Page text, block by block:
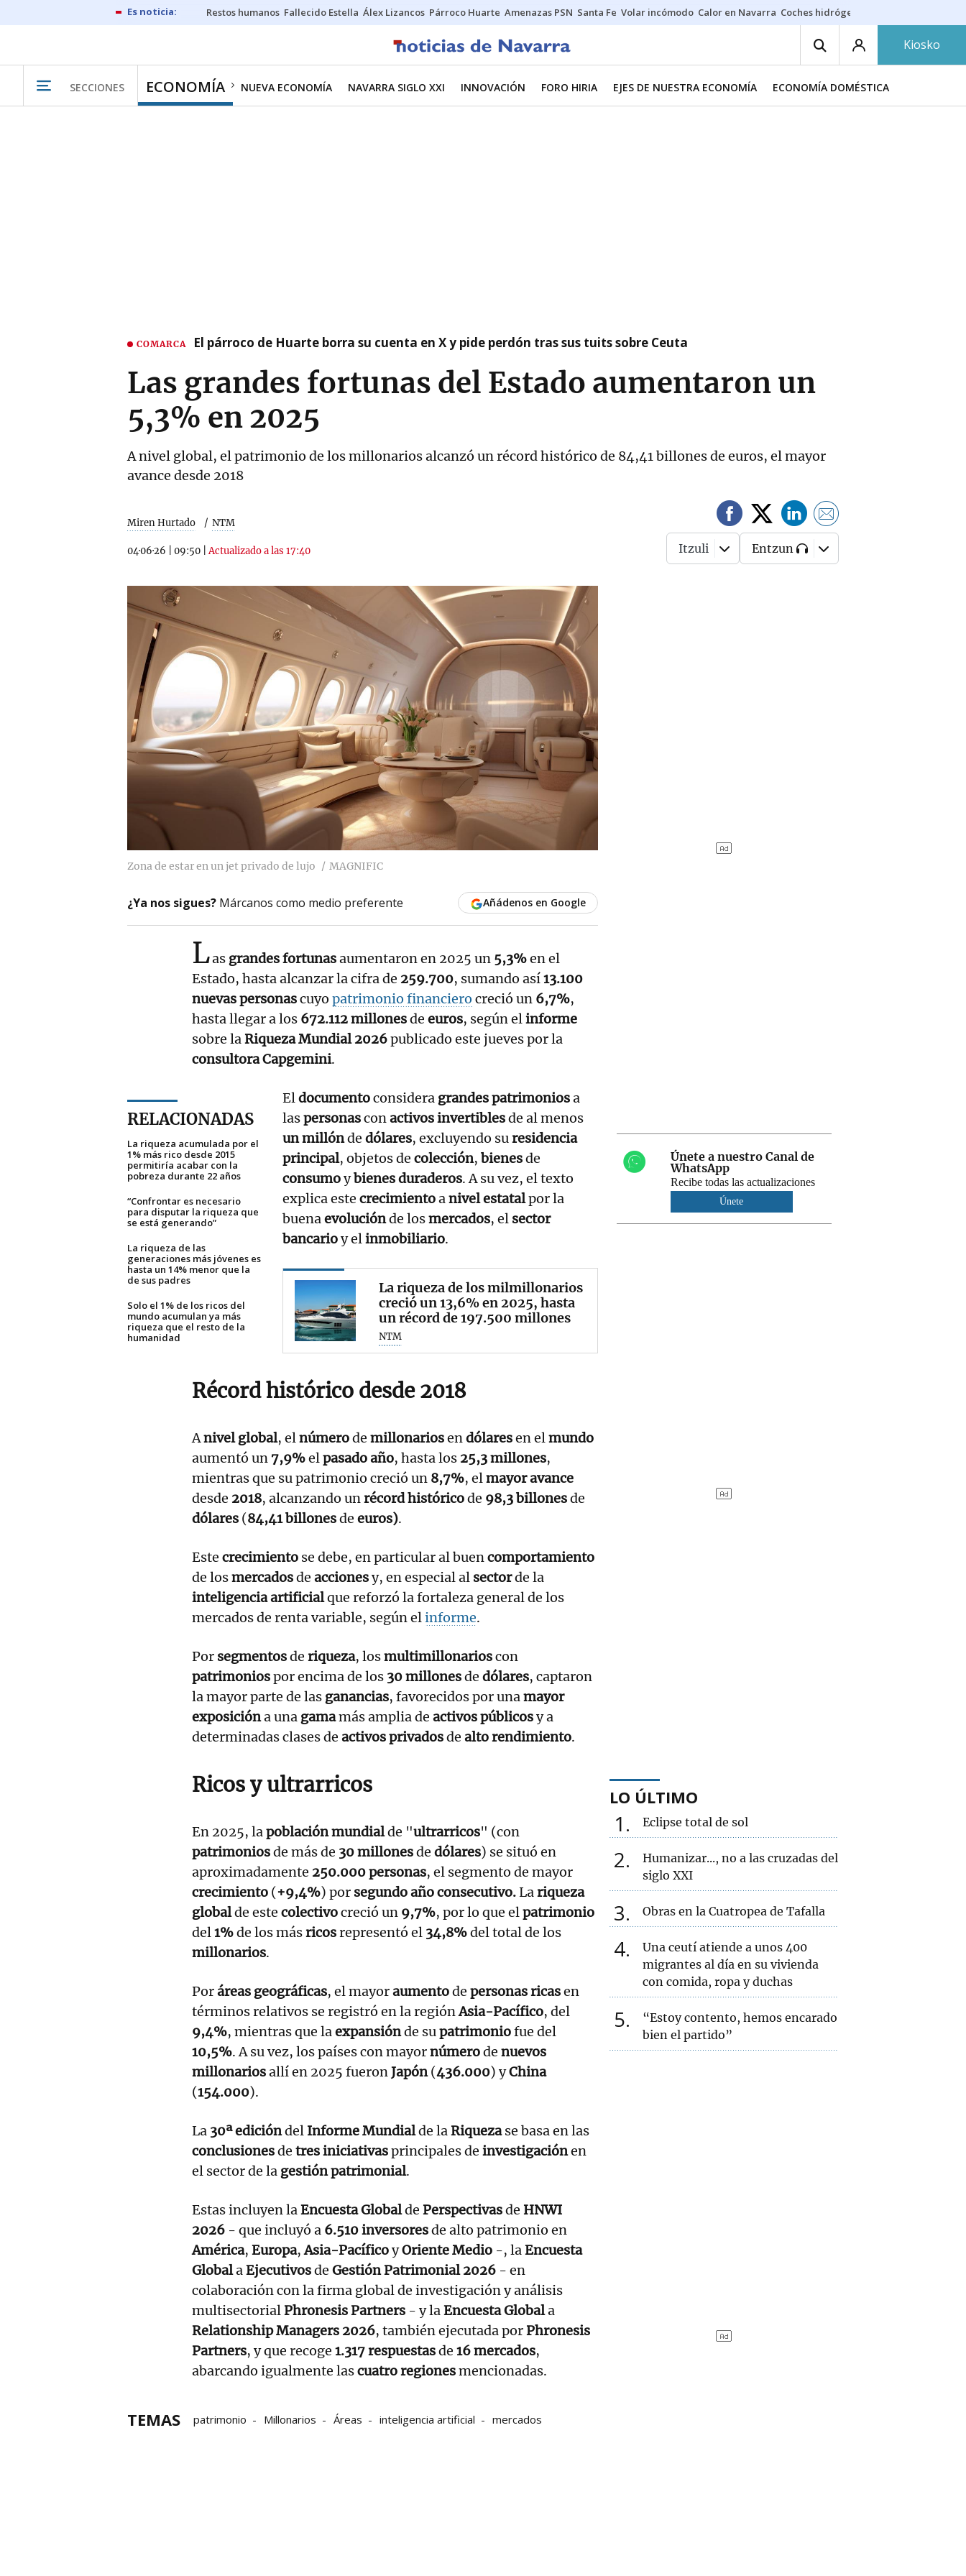
Restos humanos Fallecido Estella Álex Lizancos Párroco Huarte Amenazas PSN Santa Fe Volar incómodo Calor en Navarra Coches hidrógeno
Kiosko
SECCIONES ECONOMÍA NUEVA ECONOMÍA NAVARRA SIGLO XXI INNOVACIÓN FORO HIRIA EJES DE NUESTRA ECONOMÍA ECONOMÍA DOMÉSTICA
COMARCA El párroco de Huarte borra su cuenta en X y pide perdón tras sus tuits sobre Ceuta
Las grandes fortunas del Estado aumentaron un
5,3% en 2025
A nivel global, el patrimonio de los millonarios alcanzó un récord histórico de 84,41 billones de euros, el mayor
avance desde 2018
Miren Hurtado NTM
04·06·26 09:50 |Actualizado a las 17:40 Itzuli Entzun
Zona de estar en un jet privado de lujo MAGNIFIC
¿Ya nos sigues? Márcanos como medio preferente Añádenos en Google
Las grandes fortunasaumentaron en 2025 un 5,3%en el
Estado, hasta alcanzar la cifra de 259.700, sumando así13.100
nuevas personascuyo patrimonio financiero creció un 6,7%,
hasta llegar a los 672.112 millonesde euros, según elinforme
sobre laRiqueza Mundial 2026publicado este jueves por la
consultora Capgemini.
RELACIONADAS
La riqueza acumulada por el
1% más rico desde 2015
permitiría acabar con la
pobreza durante 22 años
“Confrontar es necesario
para disputar la riqueza que
se está generando”
La riqueza de las
generaciones más jóvenes es
hasta un 14% menor que la
de sus padres
Solo el 1% de los ricos del
mundo acumulan ya más
riqueza que el resto de la
humanidad
Eldocumentoconsidera grandes patrimoniosa
laspersonasconactivosinvertiblesde al menos
un millóndedólares, excluyendo suresidencia
principal, objetos decolección,bienesde
consumoybienes duraderos. A su vez, el texto
explica estecrecimientoanivel estatalpor la
buenaevoluciónde losmercados, el sector
bancarioy elinmobiliario.
La riqueza de los milmillonarios
creció un 13,6% en 2025, hasta
un récord de 197.500 millones
NTM
Récord histórico desde 2018
Anivel global, elnúmerode millonariosendólaresen elmundo
aumentó un 7,9%elpasado año, hasta los 25,3 millones,
mientras que su patrimonio creció un 8,7%, elmayor avance
desde 2018, alcanzando unrécord históricode 98,3 billonesde
dólares (84,41 billonesde euros).
Este crecimiento se debe, en particular al buencomportamiento
de losmercadosde accionesy, en especial al sectorde la
inteligenciaartificialque reforzó la fortaleza general de los
mercados de renta variable, según elinforme.
Por segmentosde riqueza, losmultimillonarioscon
patrimoniospor encima de los 30 millonesde dólares, captaron
la mayor parte de las ganancias, favorecidos por unamayor
exposicióna una gamamás amplia de activos públicosy a
determinadas clases de activos privadosde alto rendimiento.
Ricos y ultrarricos
En 2025, lapoblación mundialde "ultrarricos" (con
patrimoniosde más de 30 millonesde dólares) se situó en
aproximadamente 250.000 personas, el segmento de mayor
crecimiento (+9,4%) por segundo año consecutivo.Lariqueza
globalde este colectivocreció un 9,7%, por lo que elpatrimonio
del1%de los másricosrepresentó el 34,8%del total de los
millonarios.
Poráreas geográficas, el mayoraumentode personas ricasen
términos relativos se registró en la regiónAsia-Pacífico, del
9,4%, mientras que laexpansiónde supatrimoniofue del
10,5%. A su vez, los países con mayornúmerode nuevos
millonariosallí en 2025 fueronJapón(436.000) yChina
(154.000).
La 30ª edicióndel Informe Mundialde laRiquezase basa en las
conclusionesde tres iniciativasprincipales de investigaciónen
el sector de la gestión patrimonial.
Estas incluyen laEncuesta Globalde Perspectivasde HNWI
2026 - que incluyó a 6.510 inversoresde alto patrimonio en
América, Europa,Asia-PacíficoyOriente Medio -, laEncuesta
GlobalaEjecutivosde Gestión Patrimonial 2026 - en
colaboración con la firma global de investigación y análisis
multisectorialPhronesis Partners - y laEncuesta Globala
Relationship Managers 2026, también ejecutada porPhronesis
Partners, y que recoge 1.317 respuestasde 16 mercados,
abarcando igualmente lascuatro regionesmencionadas.
TEMAS patrimonio Millonarios Áreas inteligencia artificial mercados
Únete a nuestro Canal de
WhatsApp
Recibe todas las actualizaciones
Únete
LO ÚLTIMO
1 Eclipse total de sol
2
Humanizar..., no a las cruzadas del
siglo XXI
3 Obras en la Cuatropea de Tafalla
4
Una ceutí atiende a unos 400
migrantes al día en su vivienda
con comida, ropa y duchas
5
“Estoy contento, hemos encarado
bien el partido”